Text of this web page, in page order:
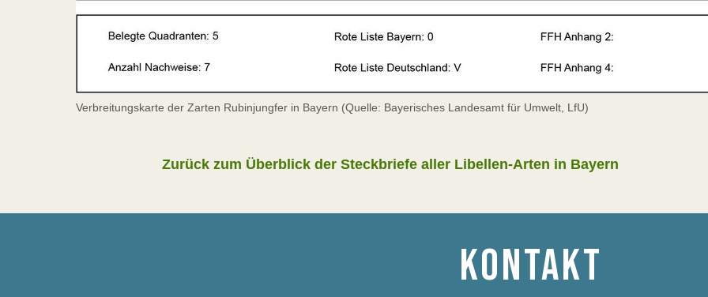
Verbreitungskarte der Zarten Rubinjungfer in Bayern (Quelle: Bayerisches Landesamt für Umwelt, LfU)
Zurück zum Überblick der Steckbriefe aller Libellen-Arten in Bayern
KONTAKT